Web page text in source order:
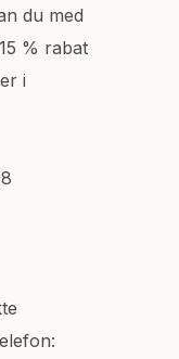
du med
% rabat
i